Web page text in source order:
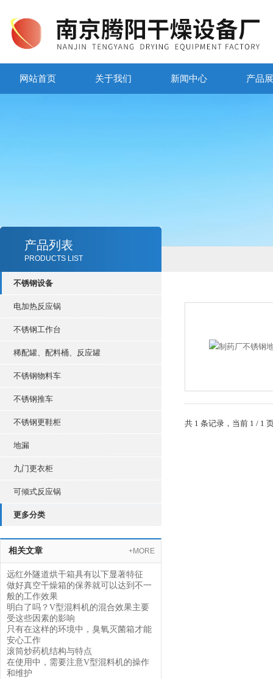
网站首页 关于我们 新闻中心 产品
产品列表
PRODUCTS LIST
不锈钢设备
电加热反应锅
不锈钢工作台
稀配罐、配料桶、反应罐
不锈钢物料车
不锈钢推车
不锈钢更鞋柜
地漏
九门更衣柜
可倾式反应锅
更多分类
相关文章 +MORE
远红外隧道烘干箱具有以下显著特征
做好真空干燥箱的保养就可以达到不一
般的工作效果
明白了吗？V型混料机的混合效果主要
受这些因素的影响
只有在这样的环境中，臭氧灭菌箱才能
安心工作
滚筒炒药机结构与特点
在使用中，需要注意V型混料机的操作
和维护
共 1 条记录，当前 1 / 1